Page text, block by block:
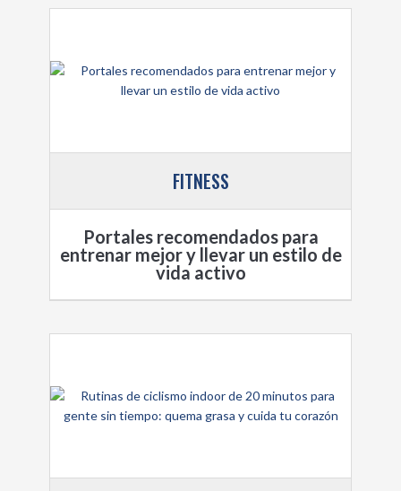
FITNESS
Portales recomendados para
entrenar mejor y llevar un estilo de
vida activo